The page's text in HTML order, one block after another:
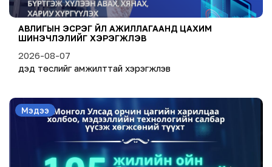
АВЛИГЫН ЭСРЭГ ҮЙЛ АЖИЛЛАГААНД ЦАХИМ
ШИНЭЧЛЭЛИЙГ ХЭРЭГЖҮҮЛЭВ
2026-08-07
дэд төслийг амжилттай хэрэгжүүлэв
Мэдээ